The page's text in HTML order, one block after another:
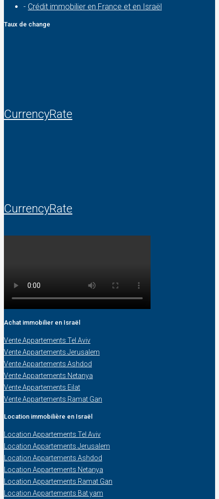
- Crédit immobilier en France et en Israël
Taux de change
CurrencyRate
CurrencyRate
Achat immobilier en Israël
Vente Appartements Tel Aviv
Vente Appartements Jerusalem
Vente Appartements Ashdod
Vente Appartements Netanya
Vente Appartements Eilat
Vente Appartements Ramat Gan
Location immobilière en Israël
Location Appartements Tel Aviv
Location Appartements Jerusalem
Location Appartements Ashdod
Location Appartements Netanya
Location Appartements Ramat Gan
Location Appartements Bat yam